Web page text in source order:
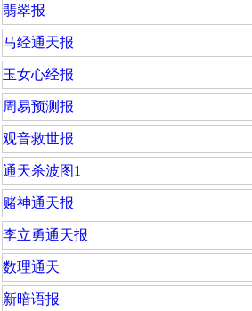
翡翠报
马经通天报
玉女心经报
周易预测报
观音救世报
通天杀波图1
赌神通天报
李立勇通天报
数理通天
新暗语报